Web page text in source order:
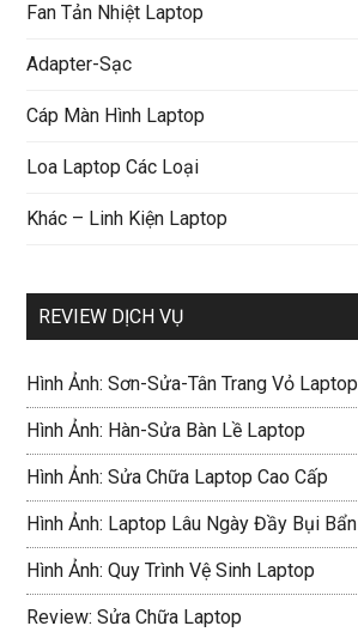
Fan Tản Nhiệt Laptop
Adapter-Sạc
Cáp Màn Hình Laptop
Loa Laptop Các Loại
Khác – Linh Kiện Laptop
REVIEW DỊCH VỤ
Hình Ảnh: Sơn-Sửa-Tân Trang Vỏ Laptop
Hình Ảnh: Hàn-Sửa Bàn Lề Laptop
Hình Ảnh: Sửa Chữa Laptop Cao Cấp
Hình Ảnh: Laptop Lâu Ngày Đầy Bụi Bẩn
Hình Ảnh: Quy Trình Vệ Sinh Laptop
Review: Sửa Chữa Laptop